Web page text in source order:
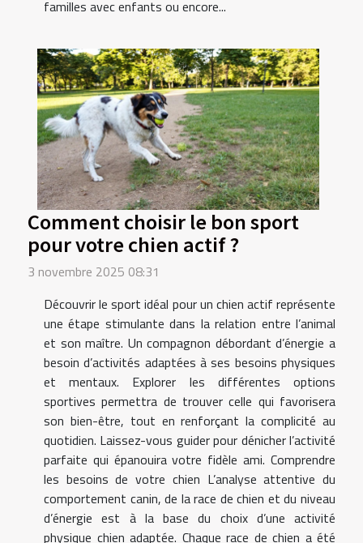
familles avec enfants ou encore...
Comment choisir le bon sport
pour votre chien actif ?
3 novembre 2025 08:31
Découvrir le sport idéal pour un chien actif représente
une étape stimulante dans la relation entre l’animal
et son maître. Un compagnon débordant d’énergie a
besoin d’activités adaptées à ses besoins physiques
et mentaux. Explorer les différentes options
sportives permettra de trouver celle qui favorisera
son bien-être, tout en renforçant la complicité au
quotidien. Laissez-vous guider pour dénicher l’activité
parfaite qui épanouira votre fidèle ami. Comprendre
les besoins de votre chien L’analyse attentive du
comportement canin, de la race de chien et du niveau
d’énergie est à la base du choix d’une activité
physique chien adaptée. Chaque race de chien a été